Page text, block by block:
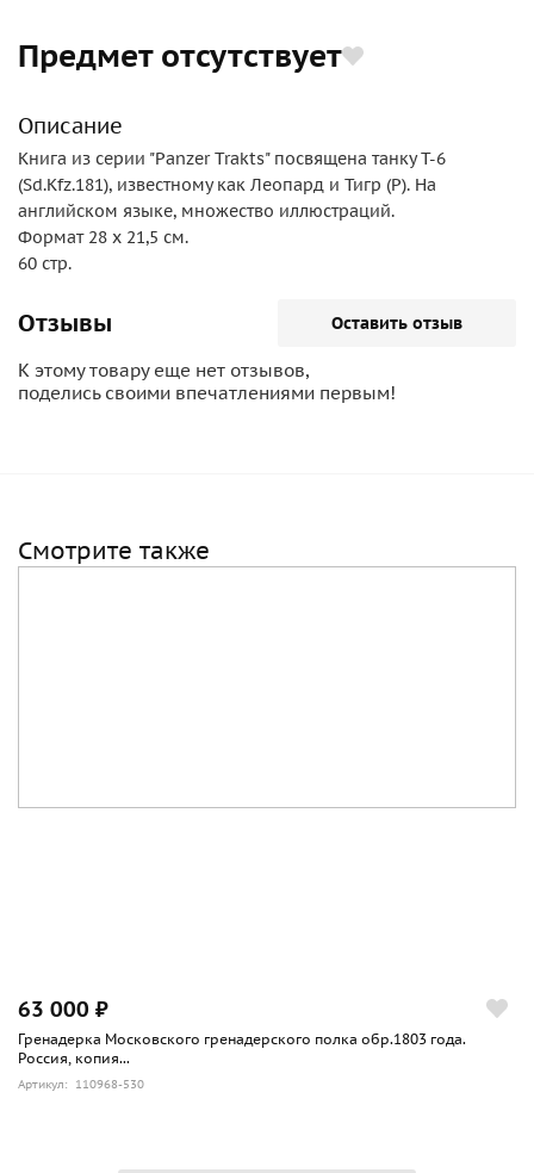
Предмет отсутствует
Описание
Книга из серии "Panzer Trakts" посвящена танку Т-6
(Sd.Kfz.181), известному как Леопард и Тигр (P). На
английском языке, множество иллюстраций.
Формат 28 х 21,5 см.
60 стр.
Отзывы Оставить отзыв
К этому товару еще нет отзывов,
поделись своими впечатлениями первым!
Смотрите также
63 000 ₽
Гренадерка Московского гренадерского полка обр.1803 года.
Россия, копия...
Артикул: 110968-530